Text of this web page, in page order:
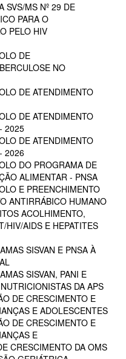
SVS/MS Nº 29 DE
PARA O
PELO HIV
DE
NO
DE ATENDIMENTO
DE ATENDIMENTO
2025
DE ATENDIMENTO
2026
DO PROGRAMA DE
ALIMENTAR - PNSA
E PREENCHIMENTO
ANTIRRÁBICO HUMANO
ACOLHIMENTO,
HIV/AIDS E HEPATITES
SISVAN E PNSA À
SISVAN, PANI E
DA APS
DE CRESCIMENTO E
E ADOLESCENTES
DE CRESCIMENTO E
E
CRESCIMENTO DA OMS